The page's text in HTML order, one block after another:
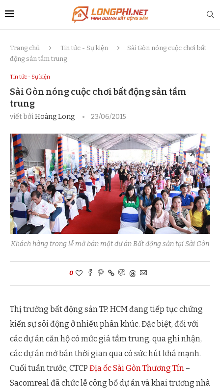
Trang chủ Tin tức - Sự kiện
Sài Gòn nóng cuộc chơi bất
động sản tầm trung
Tin tức - Sự kiện
Sài Gòn nóng cuộc chơi bất động sản tầm
trung
viết bởiHoàng Long 23/06/2015
Khách hàng trong lễ mở bán một dự án Bất động sản tại Sài Gòn
0
Thị trường bất động sản TP. HCM đang tiếp tục chứng
kiến sự sôi động ở nhiều phân khúc. Đặc biệt, đối với
các dự án căn hộ có mức giá tầm trung, qua ghi nhận,
các dự án mở bán thời gian qua có sức hút khá mạnh.
Cuối tuần trước, CTCP Địa ốc Sài Gòn Thương Tín –
Sacomreal đã chức lễ công bố dự án và khai trương nhà